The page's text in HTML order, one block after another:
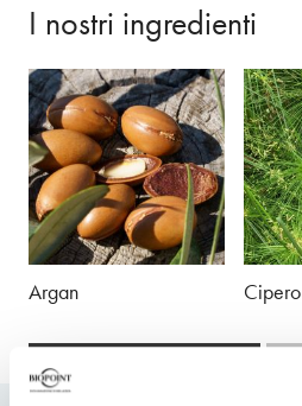
I nostri ingredienti
Argan Cipero